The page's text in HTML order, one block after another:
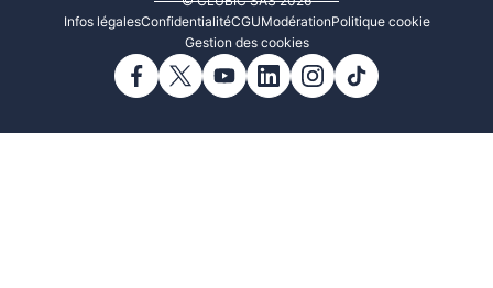
Infos légalesConfidentialitéCGUModérationPolitique cookie
Gestion des cookies